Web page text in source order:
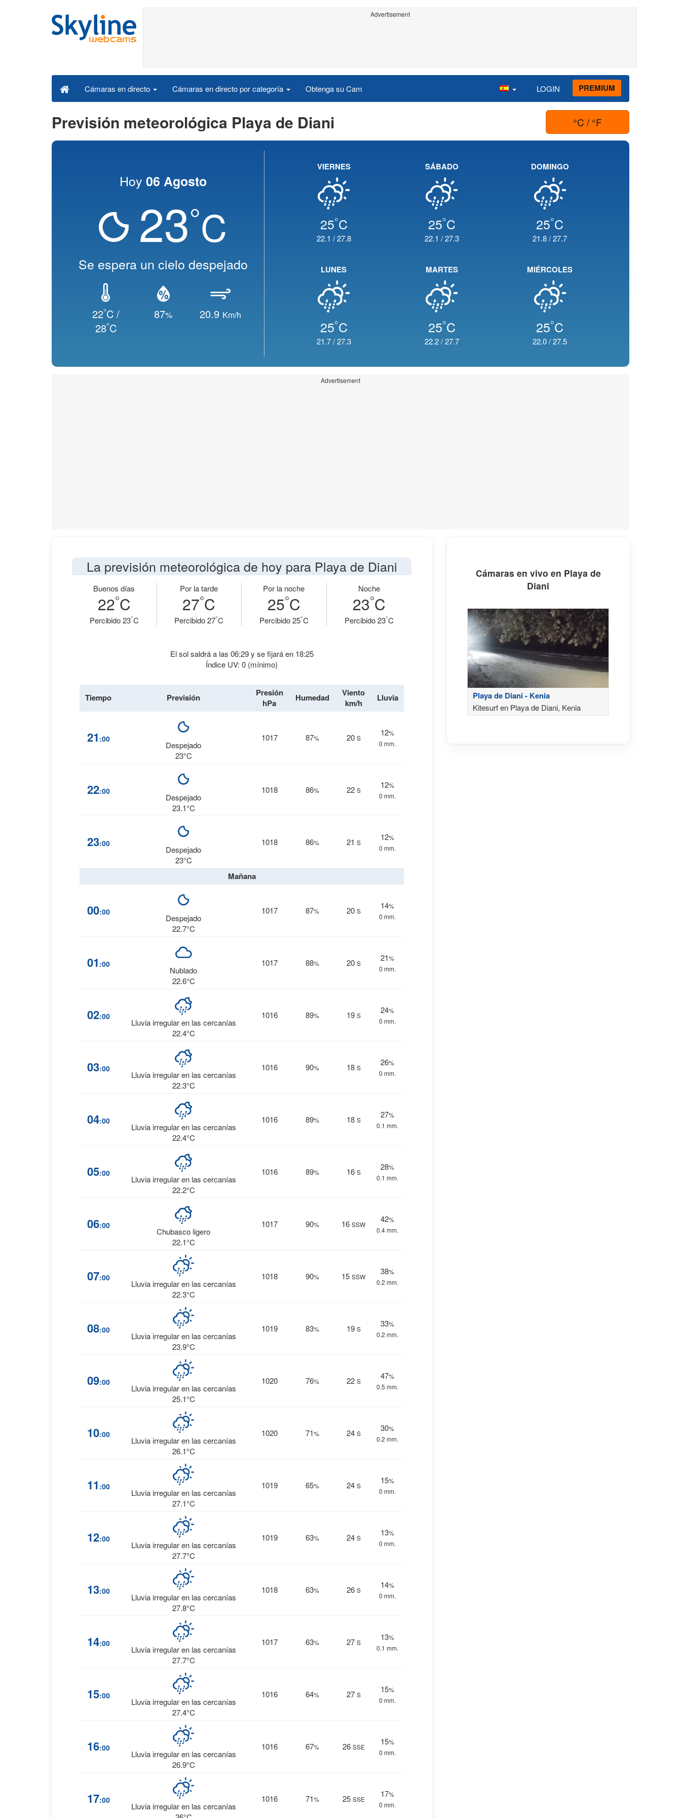
Advertisement
Cámaras en directo Cámaras en directo por categoría Obtenga su Cam LOGIN PREMIUM
Previsión meteorológica Playa de Diani °C / °F
Hoy 06 Agosto
23°C
Se espera un cielo despejado
22°C /
28°C
87% 20.9 Km/h
VIERNES
25°C
22.1 /27.8
SÁBADO
25°C
22.1 /27.3
DOMINGO
25°C
21.8/27.7
LUNES
25°C
21.7/27.3
MARTES
25°C
22.2/27.7
MIÉRCOLES
25°C
22.0/27.5
Advertisement
La previsión meteorológica de hoy para Playa de Diani
Buenos días
22°C
Percibido 23°C
Por la tarde
27°C
Percibido 27°C
Por la noche
25°C
Percibido 25°C
Noche
23°C
Percibido 23°C
El sol saldrá a las 06:29 y se fijará en 18:25
Índice UV: 0 (mínimo)
Tiempo Previsión
Presión
hPa
Humedad
Viento
km/h
Lluvia
21 :00
Despejado
23°C
1017 87% 20 S
12%
0 mm.
22:00
Despejado
23.1°C
1018 86% 22 S
12%
0 mm.
23:00
Despejado
23°C
1018 86% 21 S
12%
0 mm.
Mañana
00:00
Despejado
22.7°C
1017 87% 20 S
14%
0 mm.
01 :00
Nublado
22.6°C
1017 88% 20 S
21%
0 mm.
02:00
Lluvia irregular en las cercanías
22.4°C
1016 89% 19 S
24%
0 mm.
03:00
Lluvia irregular en las cercanías
22.3°C
1016 90% 18 S
26%
0 mm.
04:00
Lluvia irregular en las cercanías
22.4°C
1016 89% 18 S
27%
0.1 mm.
05:00
Lluvia irregular en las cercanías
22.2°C
1016 89% 16 S
28%
0.1 mm.
06:00
Chubasco ligero
22.1°C
1017 90% 16 SSW
42%
0.4 mm.
07:00
Lluvia irregular en las cercanías
22.3°C
1018 90% 15 SSW
38%
0.2 mm.
08:00
Lluvia irregular en las cercanías
23.9°C
1019 83% 19 S
33%
0.2 mm.
09:00
Lluvia irregular en las cercanías
25.1°C
1020 76% 22 S
47%
0.5 mm.
10:00
Lluvia irregular en las cercanías
26.1°C
1020 71% 24 S
30%
0.2 mm.
11 :00
Lluvia irregular en las cercanías
27.1°C
1019 65% 24 S
15%
0 mm.
12:00
Lluvia irregular en las cercanías
27.7°C
1019 63% 24 S
13%
0 mm.
13:00
Lluvia irregular en las cercanías
27.8°C
1018 63% 26 S
14%
0 mm.
14:00
Lluvia irregular en las cercanías
27.7°C
1017 63% 27 S
13%
0.1 mm.
15:00
Lluvia irregular en las cercanías
27.4°C
1016 64% 27 S
15%
0 mm.
16:00
Lluvia irregular en las cercanías
26.9°C
1016 67% 26 SSE
15%
0 mm.
17:00
Lluvia irregular en las cercanías
1016 71% 25 SSE
17%
0 mm.
Cámaras en vivo en Playa de
Diani
Playa de Diani - Kenia
Kitesurf en Playa de Diani, Kenia